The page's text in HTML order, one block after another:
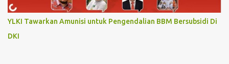
YLKI Tawarkan Amunisi untuk Pengendalian BBM Bersubsidi Di
DKI